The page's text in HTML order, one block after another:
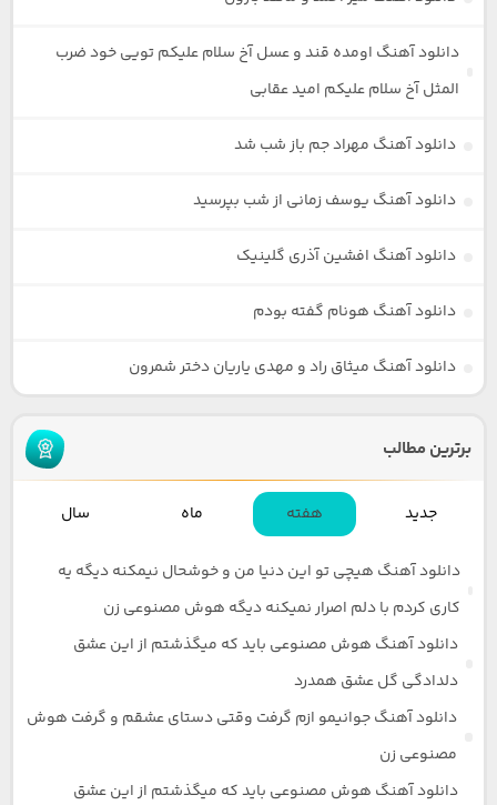
دانلود آهنگ اومده قند و عسل آخ سلام علیکم تویی خود ضرب
المثل آخ سلام علیکم امید عقابی
دانلود آهنگ مهراد جم باز شب شد
دانلود آهنگ یوسف زمانی از شب بپرسید
دانلود آهنگ افشین آذری گلینیک
دانلود آهنگ هونام گفته بودم
دانلود آهنگ میثاق راد و مهدی یاریان دختر شمرون
برترین مطالب
جدید هفته ماه سال
دانلود آهنگ هیچی تو این دنیا من و خوشحال نیمکنه دیگه یه
کاری کردم با دلم اصرار نمیکنه دیگه هوش مصنوعی زن
دانلود آهنگ هوش مصنوعی باید که میگذشتم از این عشق
دلدادگی گل عشق همدرد
دانلود آهنگ جوانیمو ازم گرفت وقتی دستای عشقم و گرفت هوش
مصنوعی زن
دانلود آهنگ هوش مصنوعی باید که میگذشتم از این عشق